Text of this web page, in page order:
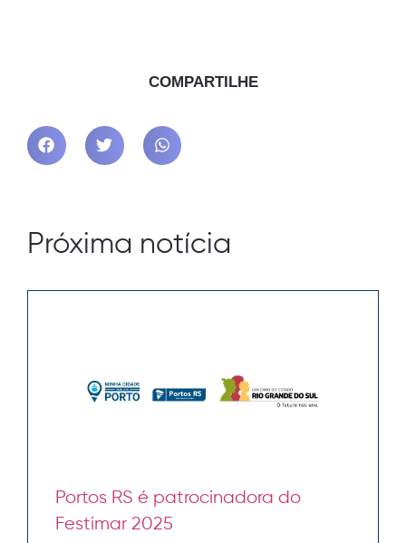
COMPARTILHE
Próxima notícia
Portos RS é patrocinadora do
Festimar 2025